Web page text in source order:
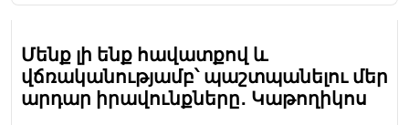
Մենք լի ենք հավատքով և
վճռականությամբ՝ պաշտպանելու մեր
արդար իրավունքները․ Կաթողիկոս